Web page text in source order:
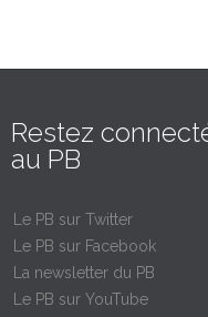
Restez
au PB
Le PB sur Twitter
Le PB sur Facebook
La newsletter du PB
Le PB sur YouTube